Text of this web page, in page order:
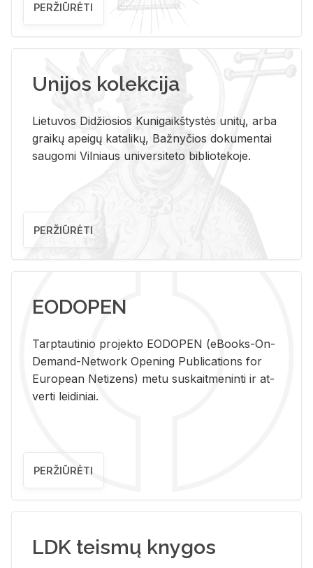
PERŽIŪRĖTI
Unijos kolekcija
Lietuvos Didžiosios Kunigaikštystės unitų, arba
graikų apeigų katalikų, Bažnyčios dokumentai
saugomi Vilniaus universiteto bibliotekoje.
PERŽIŪRĖTI
EODOPEN
Tarp­tau­ti­nio pro­jek­to EO­DO­PEN (eBo­oks-On-
De­mand-Ne­twork Ope­ning Pub­li­ca­tions for
Eu­ro­pe­an Ne­ti­zens) metu su­skait­me­nin­ti ir at­
ver­ti lei­di­niai.
PERŽIŪRĖTI
LDK teismų knygos